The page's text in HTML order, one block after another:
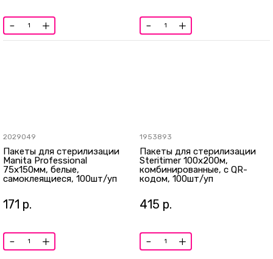
- + - +
2029049
Пакеты для стерилизации
Manita Professional
75х150мм, белые,
самоклеящиеся, 100шт/уп
171 р.
- +
1953893
Пакеты для стерилизации
Steritimer 100х200м,
комбинированные, с QR-
кодом, 100шт/уп
415 р.
- +